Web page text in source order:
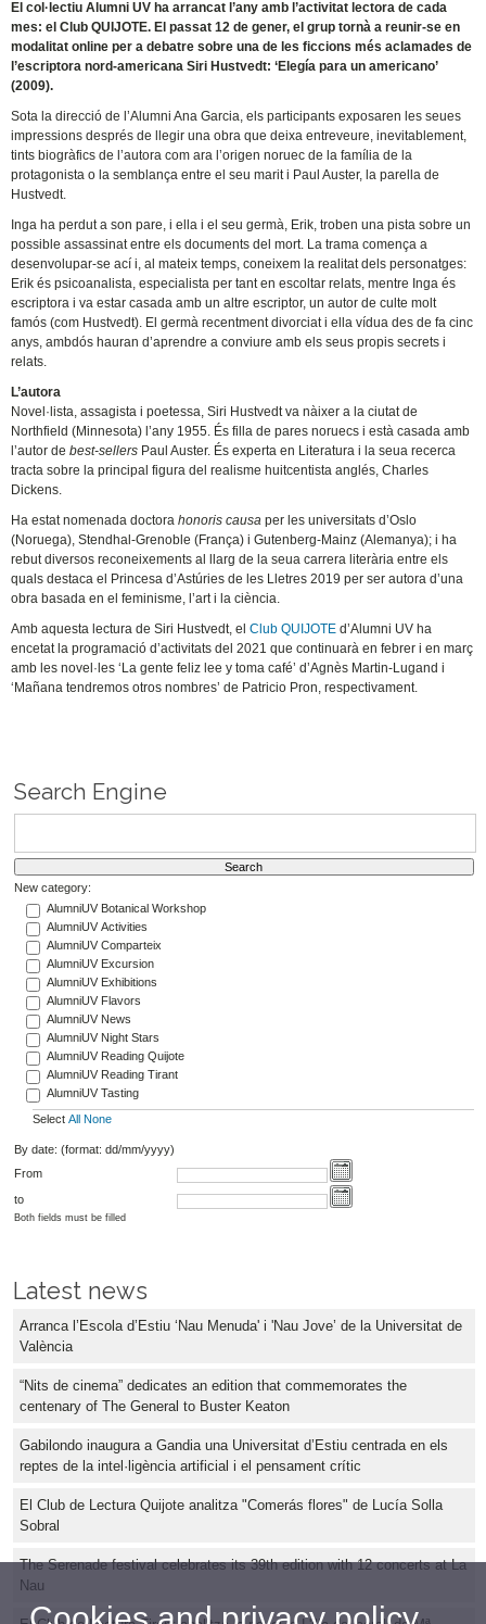
El col·lectiu Alumni UV ha arrancat l’any amb l’activitat lectora de cada
mes: el Club QUIJOTE. El passat 12 de gener, el grup tornà a reunir-se en
modalitat online per a debatre sobre una de les ficcions més aclamades de
l’escriptora nord-americana Siri Hustvedt: ‘Elegía para un americano’
(2009).
Sota la direcció de l’Alumni Ana Garcia, els participants exposaren les seues
impressions després de llegir una obra que deixa entreveure, inevitablement,
tints biogràfics de l’autora com ara l’origen noruec de la família de la
protagonista o la semblança entre el seu marit i Paul Auster, la parella de
Hustvedt.
Inga ha perdut a son pare, i ella i el seu germà, Erik, troben una pista sobre un
possible assassinat entre els documents del mort. La trama comença a
desenvolupar-se ací i, al mateix temps, coneixem la realitat dels personatges:
Erik és psicoanalista, especialista per tant en escoltar relats, mentre Inga és
escriptora i va estar casada amb un altre escriptor, un autor de culte molt
famós (com Hustvedt). El germà recentment divorciat i ella vídua des de fa cinc
anys, ambdós hauran d’aprendre a conviure amb els seus propis secrets i
relats.
L’autora
Novel·lista, assagista i poetessa, Siri Hustvedt va nàixer a la ciutat de
Northfield (Minnesota) l’any 1955. És filla de pares noruecs i està casada amb
l’autor debest-sellers Paul Auster. És experta en Literatura i la seua recerca
tracta sobre la principal figura del realisme huitcentista anglés, Charles
Dickens.
Ha estat nomenada doctorahonoris causa per les universitats d’Oslo
(Noruega), Stendhal-Grenoble (França) i Gutenberg-Mainz (Alemanya); i ha
rebut diversos reconeixements al llarg de la seua carrera literària entre els
quals destaca el Princesa d’Astúries de les Lletres 2019 per ser autora d’una
obra basada en el feminisme, l’art i la ciència.
Amb aquesta lectura de Siri Hustvedt, elClub QUIJOTE d’Alumni UV ha
encetat la programació d’activitats del 2021 que continuarà en febrer i en març
amb les novel·les ‘La gente feliz lee y toma café’ d’Agnès Martin-Lugand i
‘Mañana tendremos otros nombres’ de Patricio Pron, respectivament.
Search Engine
New category:
AlumniUV Botanical Workshop
AlumniUV Activities
AlumniUV Comparteix
AlumniUV Excursion
AlumniUV Exhibitions
AlumniUV Flavors
AlumniUV News
AlumniUV Night Stars
AlumniUV Reading Quijote
AlumniUV Reading Tirant
AlumniUV Tasting
Select All None
By date: (format: dd/mm/yyyy)
From
to
Both fields must be filled
Latest news
Arranca l’Escola d’Estiu ‘Nau Menuda' i 'Nau Jove’ de la Universitat de
València
“Nits de cinema” dedicates an edition that commemorates the
centenary of The General to Buster Keaton
Gabilondo inaugura a Gandia una Universitat d’Estiu centrada en els
reptes de la intel·ligència artificial i el pensament crític
El Club de Lectura Quijote analitza "Comerás flores" de Lucía Solla
Sobral
The Serenade festival celebrates its 39th edition with 12 concerts at La
Nau